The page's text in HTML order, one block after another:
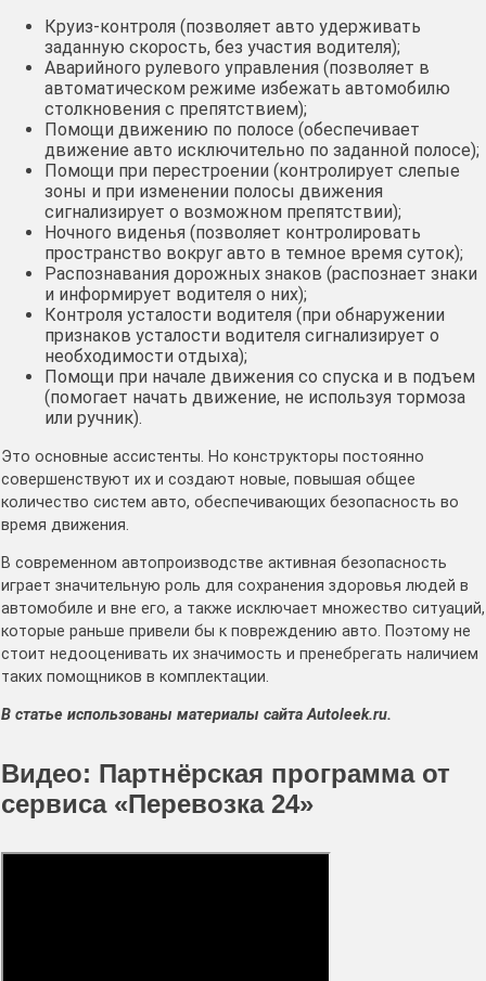
Круиз-контроля (позволяет авто удерживать
заданную скорость, без участия водителя);
Аварийного рулевого управления (позволяет в
автоматическом режиме избежать автомобилю
столкновения с препятствием);
Помощи движению по полосе (обеспечивает
движение авто исключительно по заданной полосе);
Помощи при перестроении (контролирует слепые
зоны и при изменении полосы движения
сигнализирует о возможном препятствии);
Ночного виденья (позволяет контролировать
пространство вокруг авто в темное время суток);
Распознавания дорожных знаков (распознает знаки
и информирует водителя о них);
Контроля усталости водителя (при обнаружении
признаков усталости водителя сигнализирует о
необходимости отдыха);
Помощи при начале движения со спуска и в подъем
(помогает начать движение, не используя тормоза
или ручник).
Это основные ассистенты. Но конструкторы постоянно
совершенствуют их и создают новые, повышая общее
количество систем авто, обеспечивающих безопасность во
время движения.
В современном автопроизводстве активная безопасность
играет значительную роль для сохранения здоровья людей в
автомобиле и вне его, а также исключает множество ситуаций,
которые раньше привели бы к повреждению авто. Поэтому не
стоит недооценивать их значимость и пренебрегать наличием
таких помощников в комплектации.
В статье использованы материалы сайта Аutoleek.ru.
Видео: Партнёрская программа от
сервиса «Перевозка 24»